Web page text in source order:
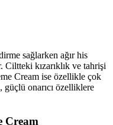
sağlarken ağır his
Ciltteki kızarıklık ve tahrişi
Cream ise özellikle çok
onarıcı özelliklere
Cream